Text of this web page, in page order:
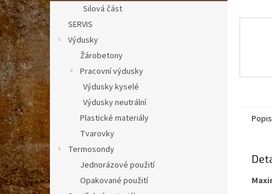
Silová část
SERVIS
Výdusky
Žárobetony
Pracovní výdusky
Výdusky kyselé
Výdusky neutrální
Plastické materiály
Tvarovky
Termosondy
Jednorázové použití
Opakované použití
Popis